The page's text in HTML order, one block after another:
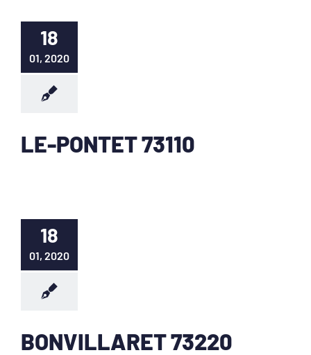
18
01, 2020
LE-PONTET 73110
18
01, 2020
BONVILLARET 73220